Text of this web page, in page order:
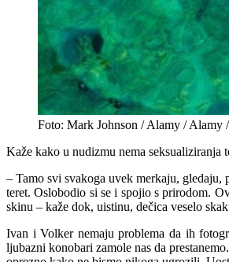
Foto: Mark Johnson / Alamy / Alamy
Kaže kako u nudizmu nema seksualiziranja
– Tamo svi svakoga uvek merkaju, gledaju,
teret. Oslobodio si se i spojio s prirodom.
skinu – kaže dok, uistinu, dečica veselo
Ivan i Volker nemaju problema da ih
ljubazni konobari zamole nas da